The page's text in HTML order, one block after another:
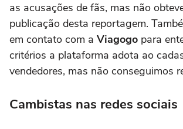
as acusações de fãs, mas não
publicação desta reportagem.
em contato com a Viagogo para
critérios a plataforma adota ao
vendedores, mas não conseguimos
Cambistas nas redes sociais